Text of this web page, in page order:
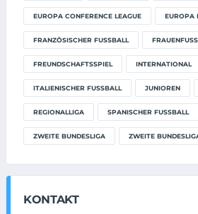
EUROPA CONFERENCE LEAGUE EUROPA
FRANZÖSISCHER FUSSBALL
FREUNDSCHAFTSSPIEL INTERNATIONAL
ITALIENISCHER FUSSBALL JUNIOREN
REGIONALLIGA SPANISCHER FUSSBALL
ZWEITE BUNDESLIGA ZWEITE
KONTAKT